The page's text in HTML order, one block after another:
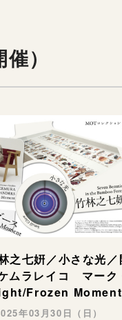
）
七姸／小さな光／
ムラレイコ マーク
Frozen Moment
年03月30日（日）